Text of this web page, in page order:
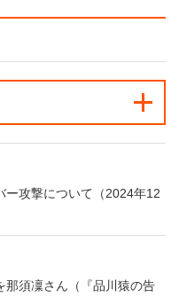
ー攻撃について（2024年12
須凜さん（『品川猿の告